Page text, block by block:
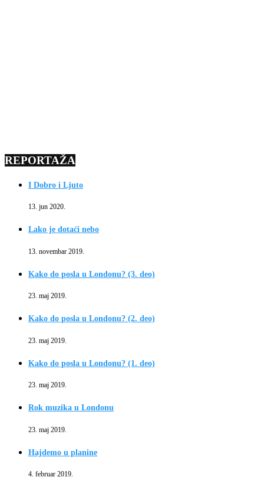
REPORTAŽA
I Dobro i Ljuto
13. jun 2020.
Lako je dotaći nebo
13. novembar 2019.
Kako do posla u Londonu? (3. deo)
23. maj 2019.
Kako do posla u Londonu? (2. deo)
23. maj 2019.
Kako do posla u Londonu? (1. deo)
23. maj 2019.
Rok muzika u Londonu
23. maj 2019.
Hajdemo u planine
4. februar 2019.